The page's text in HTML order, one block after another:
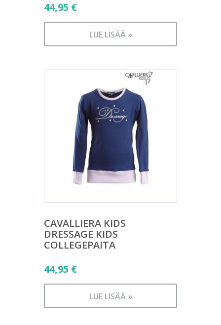
44,95 €
LUE LISÄÄ »
CAVALLIERA KIDS
DRESSAGE KIDS
COLLEGEPAITA
44,95 €
LUE LISÄÄ »